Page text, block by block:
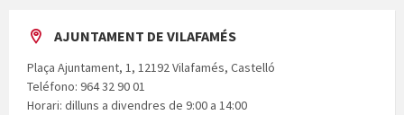
AJUNTAMENT DE VILAFAMÉS
Plaça Ajuntament, 1, 12192 Vilafamés, Castelló
Teléfono: 964 32 90 01
Horari: dilluns a divendres de 9:00 a 14:00